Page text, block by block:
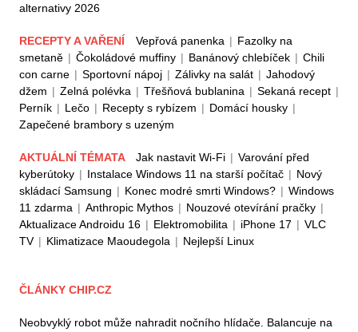
alternativy 2026
RECEPTY A VAŘENÍ Vepřová panenka | Fazolky na
smetaně | Čokoládové muffiny | Banánový chlebíček | Chili
con carne | Sportovní nápoj | Zálivky na salát | Jahodový
džem | Zelná polévka | Třešňová bublanina | Sekaná recept |
Perník | Lečo | Recepty s rybízem | Domácí housky |
Zapečené brambory s uzeným
AKTUÁLNÍ TÉMATA Jak nastavit Wi-Fi | Varování před
kyberútoky | Instalace Windows 11 na starší počítač | Nový
skládací Samsung | Konec modré smrti Windows? | Windows
11 zdarma | Anthropic Mythos | Nouzové otevírání pračky |
Aktualizace Androidu 16 | Elektromobilita | iPhone 17 | VLC
TV | Klimatizace Maoudegola | Nejlepší Linux
ČLÁNKY CHIP.CZ
Neobvyklý robot může nahradit nočního hlídače. Balancuje na